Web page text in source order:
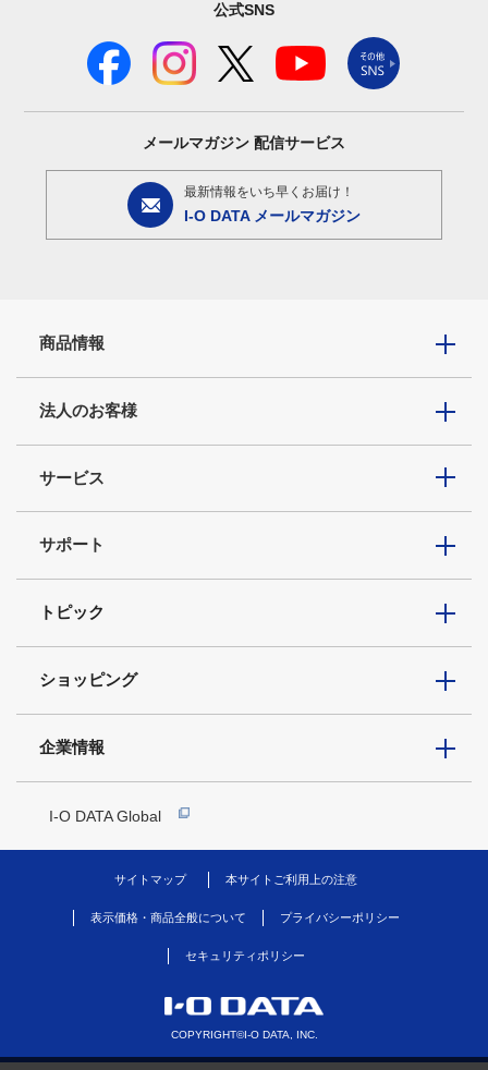
公式SNS
メールマガジン 配信サービス
最新情報をいち早くお届け！
I-O DATA メールマガジン
商品情報
法人のお客様
サービス
サポート
トピック
ショッピング
企業情報
I-O DATA Global
サイトマップ 本サイトご利用上の注意
表示価格・商品全般について プライバシーポリシー
セキュリティポリシー
COPYRIGHT©I-O DATA, INC.